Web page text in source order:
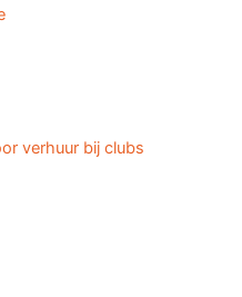
verhuur bij clubs